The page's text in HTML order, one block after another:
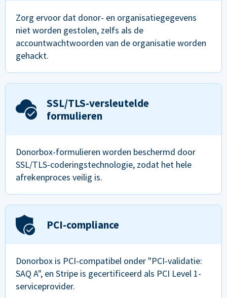
Zorg ervoor dat donor- en organisatiegegevens
niet worden gestolen, zelfs als de
accountwachtwoorden van de organisatie worden
gehackt.
SSL/TLS-versleutelde
formulieren
Donorbox-formulieren worden beschermd door
SSL/TLS-coderingstechnologie, zodat het hele
afrekenproces veilig is.
PCI-compliance
Donorbox is PCI-compatibel onder "PCI-validatie:
SAQ A", en Stripe is gecertificeerd als PCI Level 1-
serviceprovider.